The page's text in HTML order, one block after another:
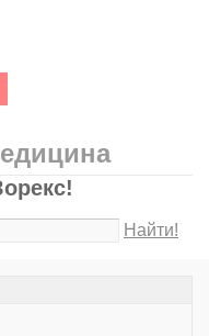
Найти!